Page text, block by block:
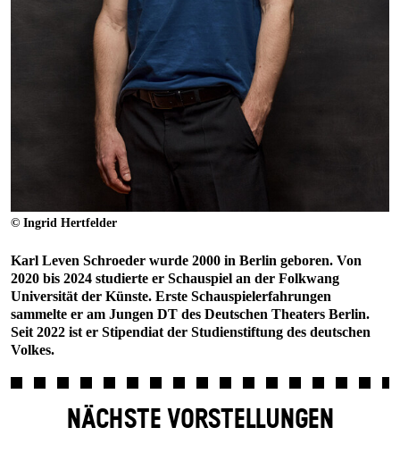
© Ingrid Hertfelder
Karl Leven Schroeder wurde 2000 in Berlin geboren. Von
2020 bis 2024 studierte er Schauspiel an der Folkwang
Universität der Künste. Erste Schauspielerfahrungen
sammelte er am Jungen DT des Deutschen Theaters Berlin.
Seit 2022 ist er Stipendiat der Studienstiftung des deutschen
Volkes.
NÄCHSTE VORSTELLUNGEN